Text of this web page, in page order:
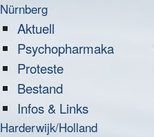
Nürnberg
Aktuell
Psychopharmaka
Proteste
Bestand
Infos & Links
Harderwijk/Holland